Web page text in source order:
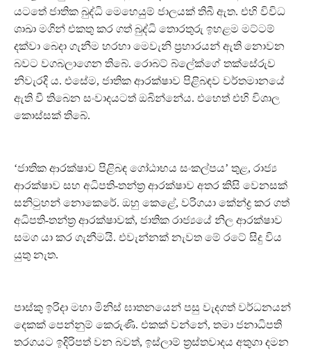
යටතේ ජාතික බුද්ධි මෙහෙයුම් ජාලයක් තිබී ඇත. එහි විවිධ
ශාඛා මගින් එකතු කර ගත් බුද්ධි තොරතුරු ඉහළම මට්ටම්
දක්වා බෙදා ගැනීම හරහා මෙවැනි ප‍්‍රහාරයන් ඇති නොවන
බවට වගබලාගෙන තිබේ. රොබට් බ්ලේක්ගේ තක්සේරුව
නිවැරදි ය. එසේම, ජාතික ආරක්ෂාව පිළිබඳව වර්තමානයේ
ඇති වී තිබෙන සංවාදයටත් ඔබින්නේය. එහෙත් එහි විශාල
කොස්සක් තිබේ.
‘ජාතික ආරක්ෂාව පිළිබඳ ගෝඨාභය සංකල්පය’ තුළ, රාජ්‍ය
ආරක්ෂාව සහ අධිපති-තන්ත‍්‍ර ආරක්ෂාව අතර කිසි වෙනසක්
සනිටුහන් නොකෙරේ. ඔහු කෙළේ, වරිගයා කේන්ද්‍ර කර ගත්
අධිපති-තන්ත‍්‍ර ආරක්ෂාවක්, ජාතික රාජ්‍යයේ නිල ආරක්ෂාව
සමග යා කර ගැනීමයි. එවැන්නක් නැවත මේ රටේ සිදු විය
යුතු නැත.
පාස්කු ඉරිදා මහා මිනිස් ඝාතනයෙන් පසු වැදගත් වර්ධනයන්
දෙකක් පෙන්නුම් කෙරුණි. එකක් වන්නේ, තමා ජනාධිපති
තරගයට ඉදිරිපත් වන බවත්, ඉස්ලාම් ත‍්‍රස්තවාදය අතුගා දමන